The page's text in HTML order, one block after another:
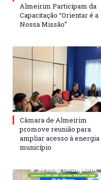
Almeirim Participam da
Capacitação “Orientar é a
Nossa Missão”
Câmara de Almeirim
promove reunião para
ampliar acesso à energia
município